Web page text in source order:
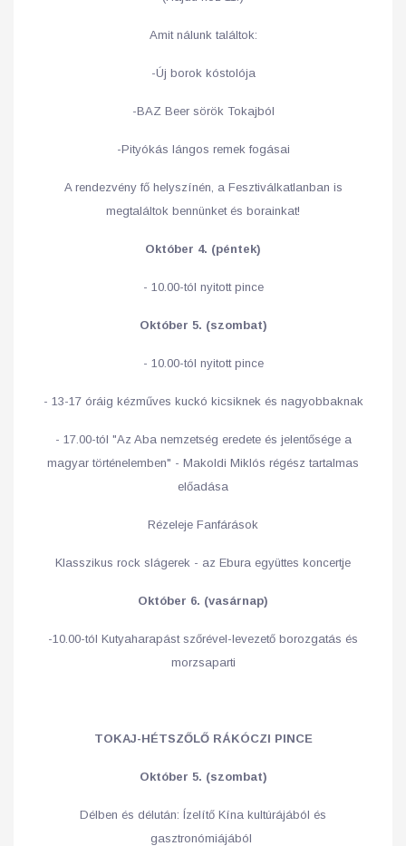
Amit nálunk találtok:
-Új borok kóstolója
-BAZ Beer sörök Tokajból
-Pityókás lángos remek fogásai
A rendezvény fő helyszínén, a Fesztiválkatlanban is
megtaláltok bennünket és borainkat!
Október 4. (péntek)
- 10.00-tól nyitott pince
Október 5. (szombat)
- 10.00-tól nyitott pince
- 13-17 óráig kézműves kuckó kicsiknek és nagyobbaknak
- 17.00-tól "Az Aba nemzetség eredete és jelentősége a
magyar történelemben" - Makoldi Miklós régész tartalmas
előadása
Rézeleje Fanfárások
Klasszikus rock slágerek - az Ebura együttes koncertje
Október 6. (vasárnap)
-10.00-tól Kutyaharapást szőrével-levezető borozgatás és
morzsaparti
TOKAJ-HÉTSZŐLŐ RÁKÓCZI PINCE
Október 5. (szombat)
Délben és délután: Ízelítő Kína kultúrájából és
gasztronómiájából